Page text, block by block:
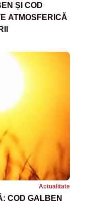
ȘI COD
ATMOSFERICĂ
Actualitate
COD GALBEN